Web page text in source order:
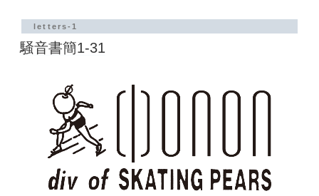
32”
letters-1
騒音書簡1-31